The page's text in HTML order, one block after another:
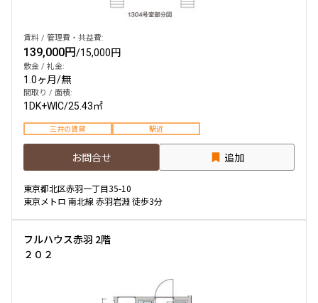
賃料 / 管理費・共益費:
139,000円/15,000円
敷金 / 礼金:
1.0ヶ月/無
間取り / 面積:
1DK+WIC/25.43㎡
三井の賃貸 駅近
お問合せ 追加
東京都北区赤羽一丁目35-10
東京メトロ 南北線 赤羽岩淵 徒歩3分
フルハウス赤羽 2階
２０２